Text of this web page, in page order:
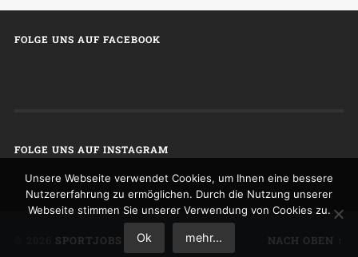
FOLGE UNS AUF FACEBOOK
FOLGE UNS AUF INSTAGRAM
SPORTJOBS NACH OBEN ↑
Unsere Webseite verwendet Cookies, um Ihnen eine bessere
Nutzererfahrung zu ermöglichen. Durch die Nutzung unserer
Webseite stimmen Sie unserer Verwendung von Cookies zu.
Ok mehr...